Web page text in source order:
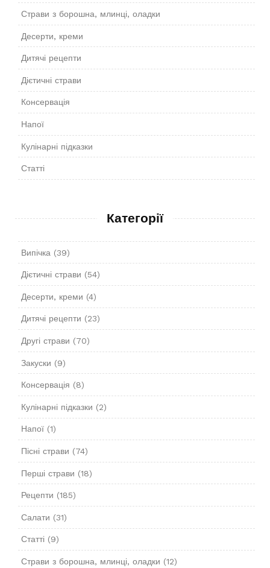
Страви з борошна, млинці, оладки
Десерти, креми
Дитячі рецепти
Дієтичні страви
Консервація
Напої
Кулінарні підказки
Статті
Категорії
Випічка (39)
Дієтичні страви (54)
Десерти, креми (4)
Дитячі рецепти (23)
Другі страви (70)
Закуски (9)
Консервація (8)
Кулінарні підказки (2)
Напої(1)
Пісні страви (74)
Перші страви (18)
Рецепти (185)
Салати (31)
Статті (9)
Страви з борошна, млинці, оладки (12)